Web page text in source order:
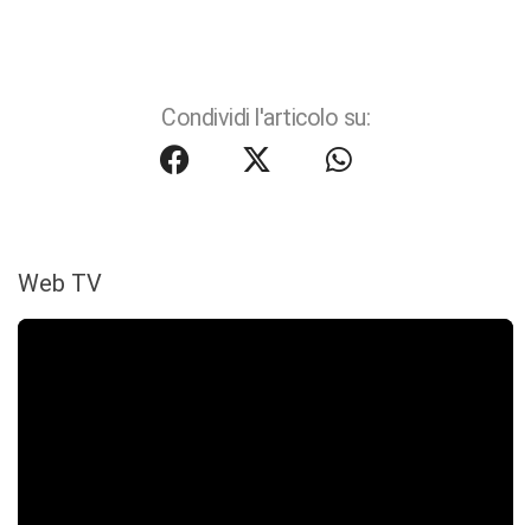
Condividi l'articolo su:
Web TV